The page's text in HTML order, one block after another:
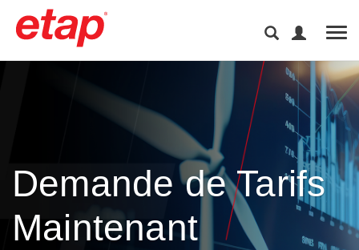
Demande de Tarifs
Maintenant